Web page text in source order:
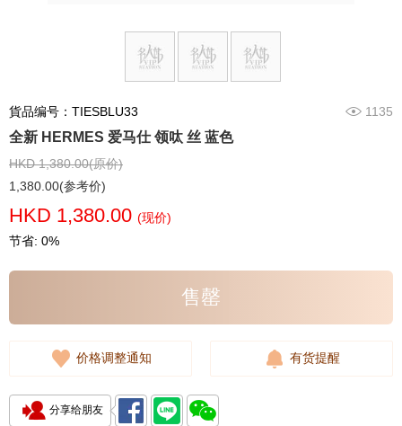
貨品编号：TIESBLU33 1135
全新 HERMES 爱马仕 领呔 丝 蓝色
HKD 1,380.00(原价)
1,380.00(参考价)
HKD 1,380.00 (现价)
节省: 0%
售罄
价格调整通知 有货提醒
分享给朋友